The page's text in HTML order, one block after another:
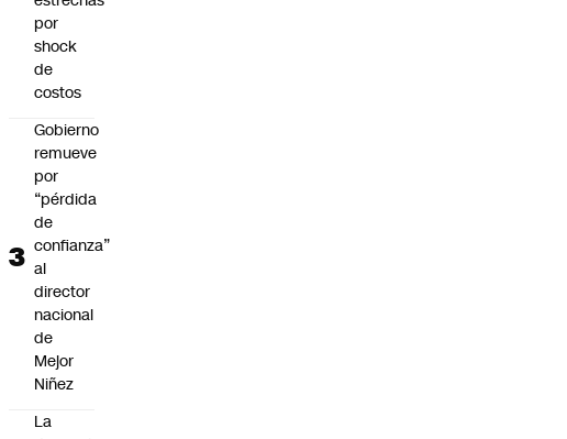
por
shock
de
costos
Gobierno
remueve
por
“pérdida
de
confianza”
al
director
nacional
de
Mejor
Niñez
La